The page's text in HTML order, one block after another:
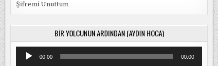
Şifremi Unuttum
BIR YOLCUNUN ARDINDAN (AYDIN HOCA)
Ses
oynatıcı00:00 00:00